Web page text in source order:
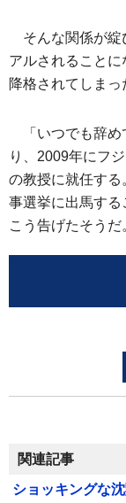
そんな関係が
アルされること
降格されてしまっ
「いつでも辞
り、2009年にフ
の教授に就任す
事選挙に出馬する
こう告げたそうだ
関連記事
ショッキングな